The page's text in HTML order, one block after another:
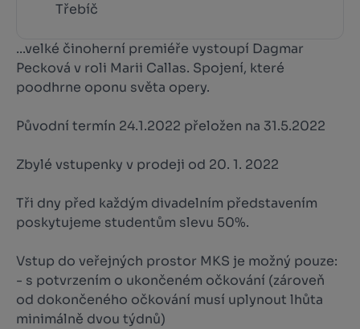
Třebíč
...velké činoherní premiéře vystoupí Dagmar
Pecková v roli Marii Callas. Spojení, které
poodhrne oponu světa opery.
Původní termín 24.1.2022 přeložen na 31.5.2022
Zbylé vstupenky v prodeji od 20. 1. 2022
Tři dny před každým divadelním představením
poskytujeme studentům slevu 50%.
Vstup do veřejných prostor MKS je možný pouze:
- s potvrzením o ukončeném očkování (zároveň
od dokončeného očkování musí uplynout lhůta
minimálně dvou týdnů)